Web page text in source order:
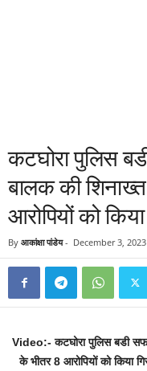
कटघोरा पुलिस
बालक की
आरोपियों को
By आकांक्षा पांडेय- December 3, 2023
Video:- कटघोरा पुलिस बडी
के भीतर 8 आरोपियों को किया